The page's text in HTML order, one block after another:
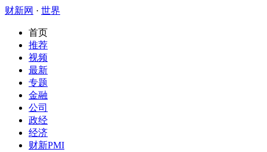
财新网 · 世界
首页
推荐
视频
最新
专题
金融
公司
政经
经济
财新PMI